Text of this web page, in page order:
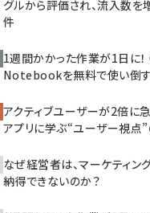
グルから評価され、流入数を
件
1週間かかった作業が1日に
Notebookを無料で使い倒
アクティブユーザーが2倍に
アプリに学ぶ“ユーザー視点
なぜ経営者は、マーケティン
納得できないのか？